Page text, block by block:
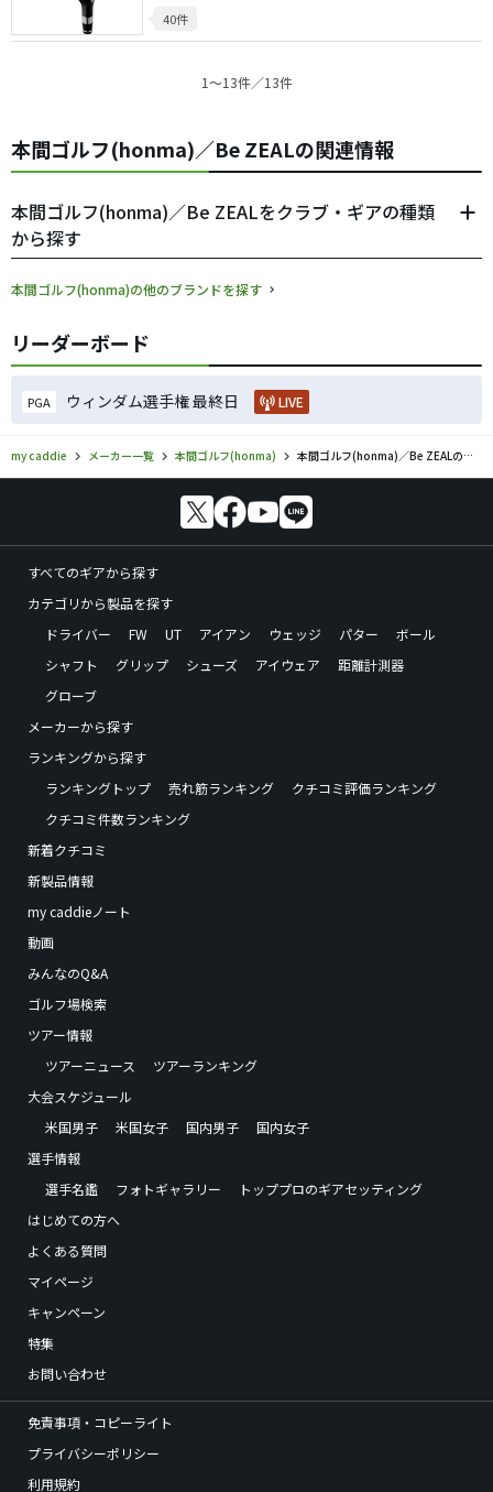
40件
1〜13件／13件
本間ゴルフ(honma)／Be ZEALの関連情報
本間ゴルフ(honma)／Be ZEALをクラブ・ギアの種類
から探す
本間ゴルフ(honma)の他のブランドを探す
リーダーボード
PGA ウィンダム選手権 最終日 LIVE
my caddie メーカー一覧 本間ゴルフ(honma) 本間ゴルフ(honma)／Be ZEALのゴルフギアの口コミ評価
すべてのギアから探す
カテゴリから製品を探す
ドライバー
FW UT アイアン ウェッジ パター
ボール
シャフト
グリップ シューズ アイウェア
距離計測器
グローブ
メーカーから探す
ランキングから探す
ランキングトップ
売れ筋ランキング
クチコミ評価ランキング
クチコミ件数ランキング
新着クチコミ
新製品情報
my caddieノート
動画
みんなのQ&A
ゴルフ場検索
ツアー情報
ツアーニュース
ツアーランキング
大会スケジュール
米国男子
米国女子 国内男子
国内女子
選手情報
選手名鑑
フォトギャラリー
トッププロのギアセッティング
はじめての方へ
よくある質問
マイページ
キャンペーン
特集
お問い合わせ
免責事項・コピーライト
プライバシーポリシー
利用規約